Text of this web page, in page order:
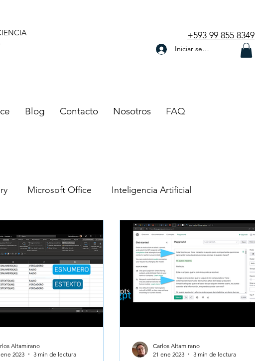
+593 99 855 8349
Iniciar sesión
Blog Contacto Nosotros FAQ
Microsoft Office Inteligencia Artificial
Navegadores Marketing digital
Heroes Face to Face Seguridad Digital
Excel
Altamirano
2023
3 min de lectura
Carlos Altamirano
21 ene 2023
3 min de lectura